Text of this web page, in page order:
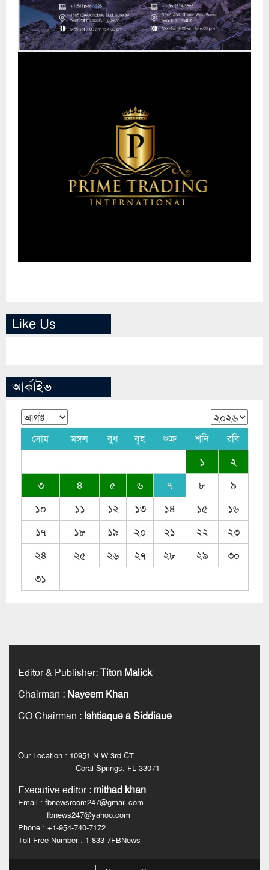
Like Us
আর্কাইভ
সোম মঙ্গল বুধ বৃহ শুক্র শনি রবি
১
২
৩
৪ ৫ ৬ ৭ ৮
৯
১০
১১ ১২ ১৩ ১৪ ১৫
১৬
১৭
১৮ ১৯ ২০ ২১ ২২
২৩
২৪
২৫ ২৬ ২৭ ২৮ ২৯
৩০
৩১
Editor & Publisher:Titon Malick
Chairman : Nayeem Khan
CO Chairman : Ishtiaque a Siddiaue
Our Location : 10951 N W 3rd CT
Coral Springs, FL 33071
Executive editor: mithad khan
Email : fbnewsroom247@gmail.com
fbnews247@yahoo.com
Phone : +1-954-740-7172
Toll Free Number : 1-833-7FBNews